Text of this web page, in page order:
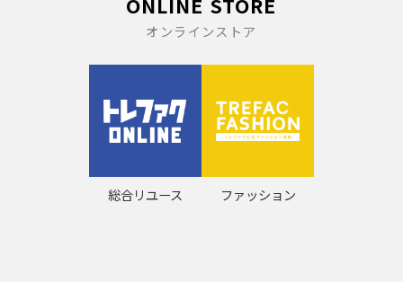
オンラインストア
総合リユース ファッション